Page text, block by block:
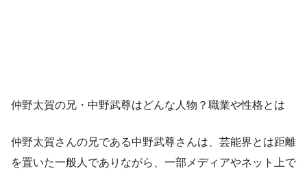
仲野太賀の兄・中野武尊はどんな人物？職業や性格とは
仲野太賀さんの兄である中野武尊さんは、芸能界とは距離
を置いた一般人でありながら、一部メディアやネット上で